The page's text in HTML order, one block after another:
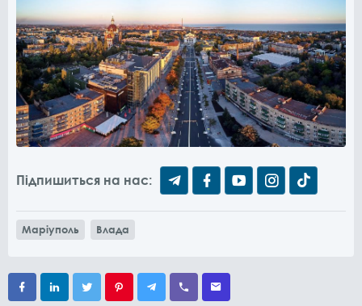
Підпишиться на нас:
Маріуполь Влада